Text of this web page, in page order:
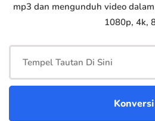
mp3 dan mengunduh video
1080p, 4k,